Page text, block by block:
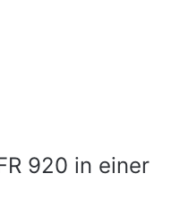
920 in einer